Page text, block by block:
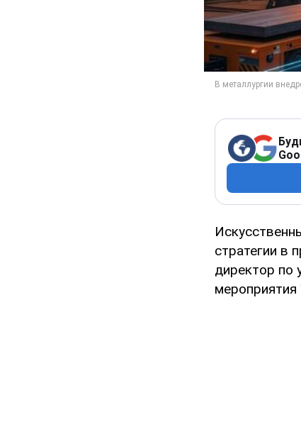
стратегии в
директор по